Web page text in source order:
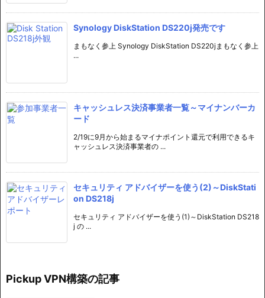
Synology DiskStation DS220j発売です
まもなく参上 Synology DiskStation DS220jまもなく参上
...
キャッシュレス決済事業者一覧～マイナンバーカ
ード
2/19に9月から始まるマイナポイント還元で利用できるキ
ャッシュレス決済事業者の ...
セキュリティ アドバイザーを使う(2)～DiskStati
on DS218j
セキュリティ アドバイザーを使う(1)～DiskStation DS218
j の ...
Pickup VPN構築の記事